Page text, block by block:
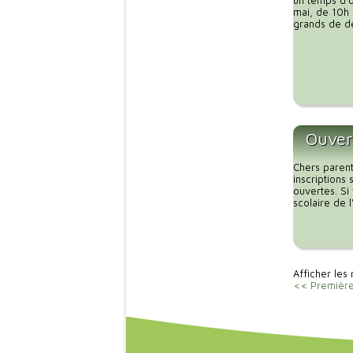
mai, de 10h
grands de
Chers
inscriptions
ouvertes.
scolaire de
Afficher les
<< Première